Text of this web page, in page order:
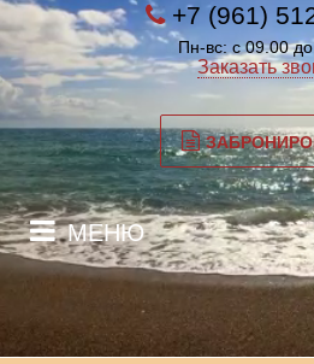
+7 (961)
Пн-вс: с 09.00
Заказать
МЕНЮ